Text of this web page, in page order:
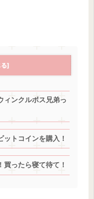
ィンクルボス兄弟っ
ットコインを購入！
買ったら寝て待て！